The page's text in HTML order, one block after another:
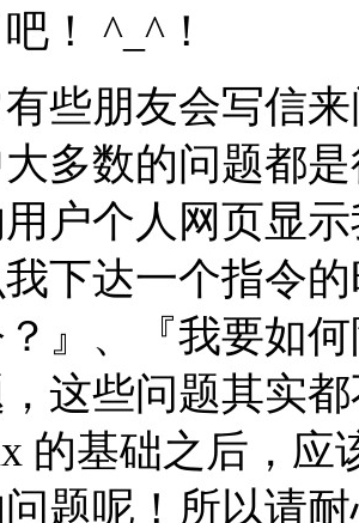
！ ^_^！
些朋友会写信
多数的问题都
户个人网页显
下达一个指令
』、『我要如
这些问题其实
的基础之后，应
题呢！所以请